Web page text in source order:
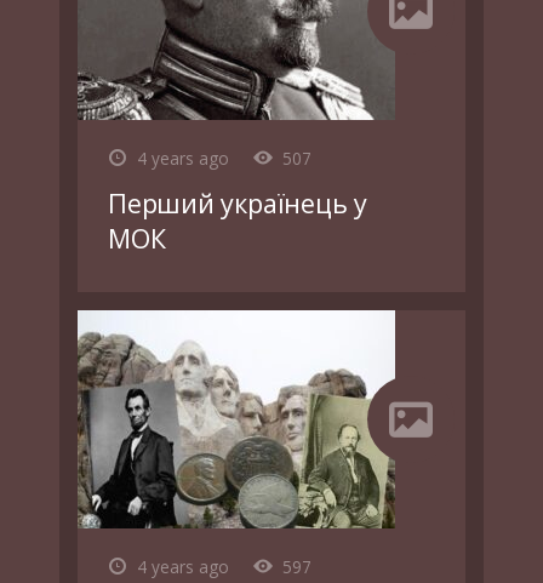
4 years ago 507
Перший українець у
МОК
4 years ago 597